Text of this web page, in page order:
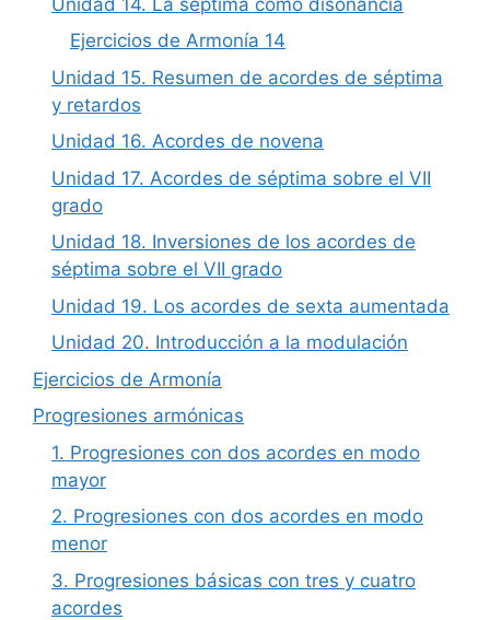
Ejercicios de Armonía 14
Unidad 15. Resumen de acordes de séptima
y retardos
Unidad 16. Acordes de novena
Unidad 17. Acordes de séptima sobre el VII
grado
Unidad 18. Inversiones de los acordes de
séptima sobre el VII grado
Unidad 19. Los acordes de sexta aumentada
Unidad 20. Introducción a la modulación
Ejercicios de Armonía
Progresiones armónicas
1. Progresiones con dos acordes en modo
mayor
2. Progresiones con dos acordes en modo
menor
3. Progresiones básicas con tres y cuatro
acordes